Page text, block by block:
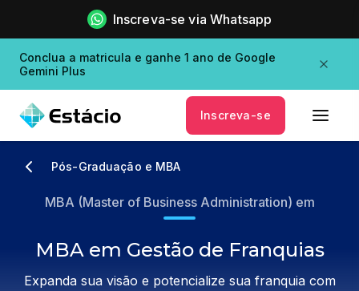
Inscreva-se via Whatsapp
Conclua a matricula e ganhe 1 ano de Google
Gemini Plus
Inscreva-se
Pós-Graduação e MBA
MBA (Master of Business Administration) em
MBA em Gestão de Franquias
Expanda sua visão e potencialize sua franquia com